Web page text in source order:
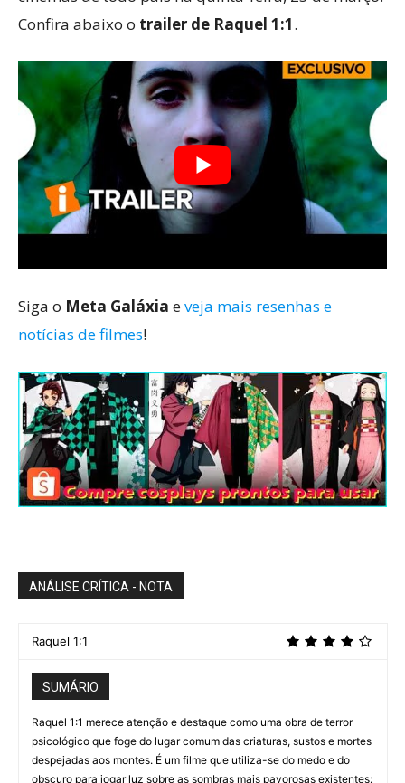
Confira abaixo o trailer de Raquel 1:1.
Siga o Meta Galáxia eveja mais resenhas e
notícias de filmes!
ANÁLISE CRÍTICA - NOTA
Raquel 1:1
SUMÁRIO
Raquel 1:1 merece atenção e destaque como uma obra de terror
psicológico que foge do lugar comum das criaturas, sustos e mortes
despejadas aos montes. É um filme que utiliza-se do medo e do
obscuro para jogar luz sobre as sombras mais pavorosas existentes: